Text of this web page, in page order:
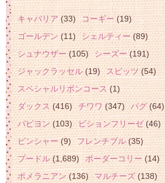
キャバリア(33) コーギー(19)
ゴールデン(11) シェルティー(89)
シュナウザー(105) シーズー(191)
ジャックラッセル(19) スピッツ(54)
スペシャルリボンコース(1)
ダックス(416) チワワ(347) パグ(64)
パピヨン(103) ビションフリーゼ(46)
ピンシャー(9) フレンチブル(35)
プードル(1,689) ボーダーコリー(14)
ポメラニアン(136) マルチーズ(138)